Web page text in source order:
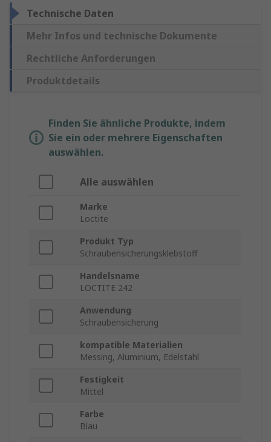
Technische Daten
Mehr Infos und technische Dokumente
Rechtliche Anforderungen
Produktdetails
Finden Sie ähnliche Produkte, indem
Sie ein oder mehrere Eigenschaften
auswählen.
Alle auswählen
Marke
Loctite
Produkt Typ
Schraubensicherungsklebstoff
Handelsname
LOCTITE 242
Anwendung
Schraubensicherung
kompatible Materialien
Messing, Aluminium, Edelstahl
Festigkeit
Mittel
Farbe
Blau